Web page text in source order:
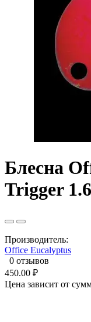
Блесна
Trigger
Производитель:
Office Eucalyptus
0 отзывов
450.00 ₽
Цена зависит от